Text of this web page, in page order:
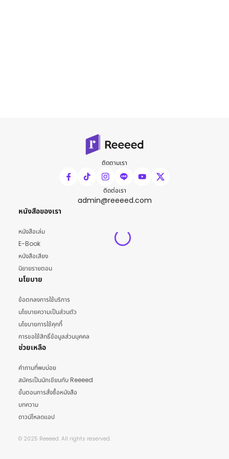
ติดตามเรา
ติดต่อเรา
admin@reeeed.com
หนังสือของเรา
หนังสือเล่ม
E-Book
หนังสือเสียง
นิยายรายตอน
นโยบาย
ข้อตกลงการใช้บริการ
นโยบายความเป็นส่วนตัว
นโยบายการใช้คุกกี้
การขอใช้สิทธิ์ข้อมูลส่วนบุคคล
ช่วยเหลือ
คำถามที่พบบ่อย
สมัครเป็นนักเขียนกับ Reeeed
ขั้นตอนการสั่งซื้อหนังสือ
บทความ
ดาวน์โหลดแอป
© 2025 Reeeed. All rights reserved.